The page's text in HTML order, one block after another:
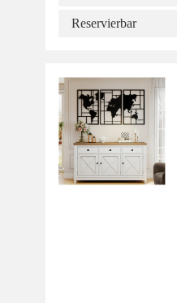
Reservierbar